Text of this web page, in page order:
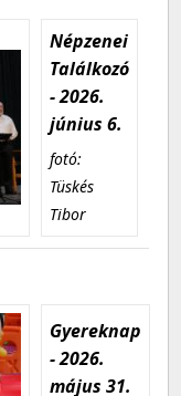
Népzenei
Találkozó
- 2026.
június 6.
fotó:
Tüskés
Tibor
Gyereknap
- 2026.
május 31.